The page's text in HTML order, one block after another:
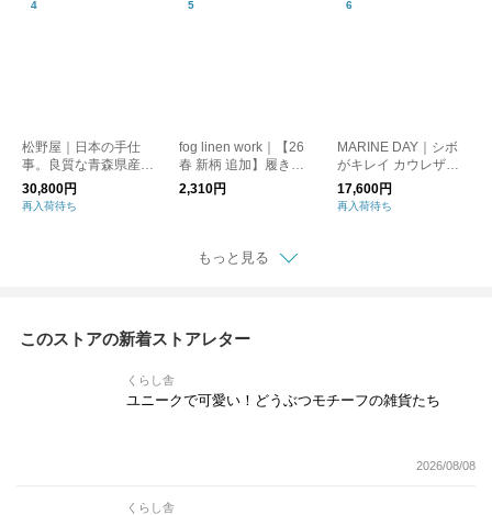
松野屋｜日本の手仕
事。良質な青森県産の
あけび グニ手角型２
本手 kurashisha
30,800円
再入荷待ち
fog linen work｜【26
春 新柄 追加】履き心
地抜群！ リネンリブ
ソックス kurashisha
2,310円
MARINE DAY｜シボ
がキレイ カウレザー
ショルダーバッグ MIN
I HAUS ブラック キ
ナリ kurashisha
17,600円
再入荷待ち
もっと見る
このストアの新着ストアレター
くらし舎
ユニークで可愛い！どうぶつモチーフの雑貨たち
2026/08/08
くらし舎